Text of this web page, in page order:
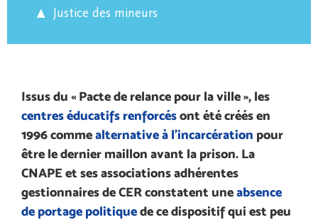
Justice des mineurs
Issus du « Pacte de relance pour la ville », les
centres éducatifs renforcésont été créés en
1996 commealternative à l’incarcération pour
être le dernier maillon avant la prison. La
CNAPE et ses associations adhérentes
gestionnaires de CER constatent uneabsence
de portage politiquede ce dispositif qui est peu